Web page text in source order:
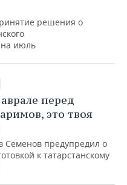
решения о
на июль
перед
это твоя
Семенов предупредил о
к татарстанскому